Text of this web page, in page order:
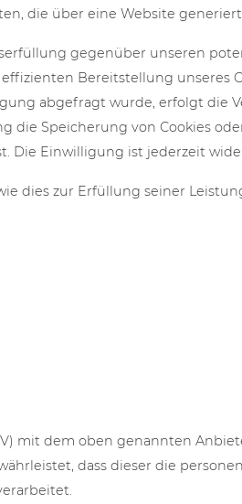
die über eine Website
gegenüber unseren
Bereitstellung
abgefragt wurde, erfolgt die
die Speicherung von Cookies
Die Einwilligung ist jederzeit
dies zur Erfüllung seiner
mit dem oben genannten
dass dieser die